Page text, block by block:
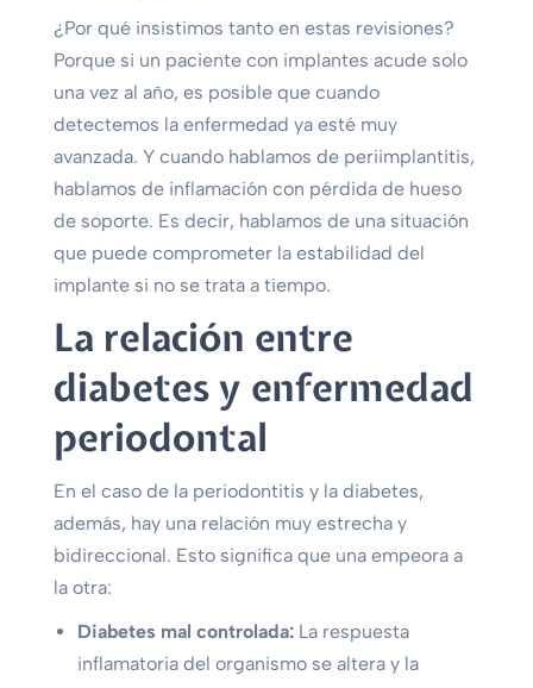
¿Por qué insistimos tanto en estas revisiones?
Porque si un paciente con implantes acude solo
una vez al año, es posible que cuando
detectemos la enfermedad ya esté muy
avanzada. Y cuando hablamos de periimplantitis,
hablamos de inflamación con pérdida de hueso
de soporte. Es decir, hablamos de una situación
que puede comprometer la estabilidad del
implante si no se trata a tiempo.
La relación entre
diabetes y enfermedad
periodontal
En el caso de la periodontitis y la diabetes,
además, hay una relación muy estrecha y
bidireccional. Esto significa que una empeora a
la otra:
Diabetes mal controlada:La respuesta
inflamatoria del organismo se altera y la